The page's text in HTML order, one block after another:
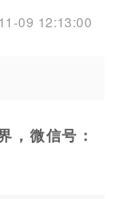
09 12:13:00
，微信号：